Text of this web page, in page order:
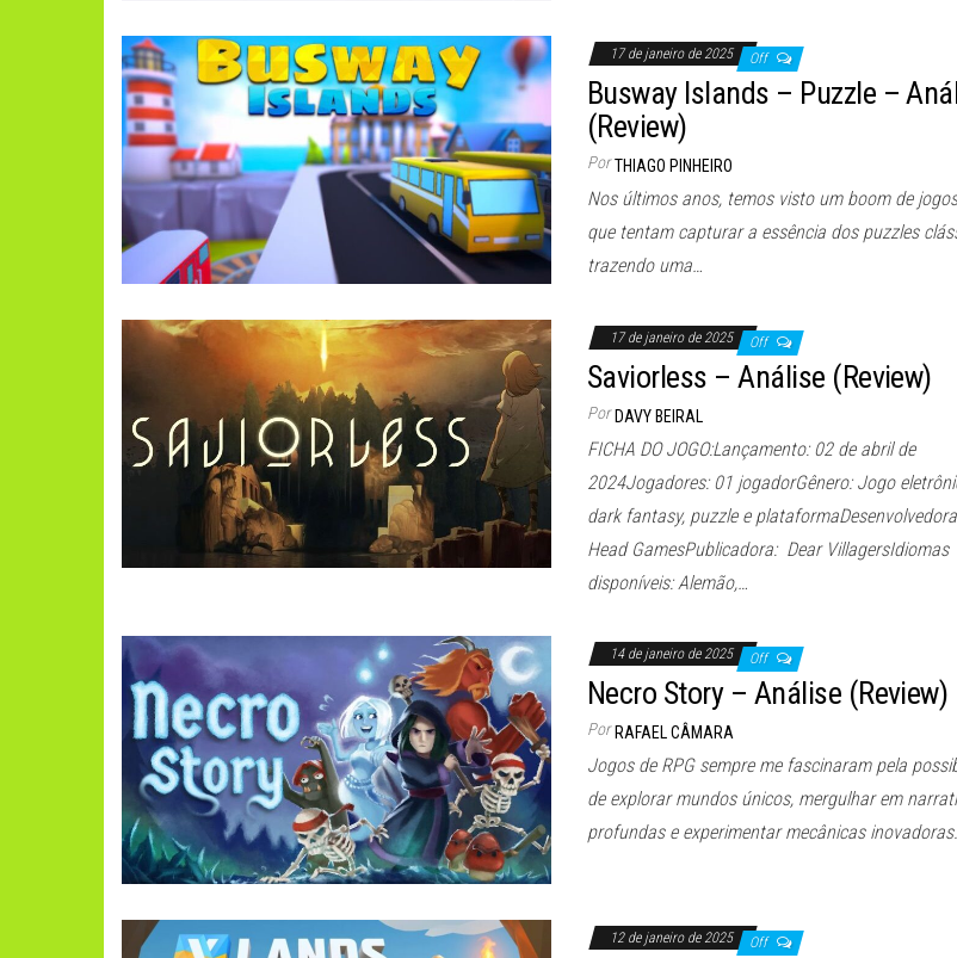
17 de janeiro de 2025 Off
Busway Islands – Puzzle –
(Review)
Por THIAGO PINHEIRO
Nos últimos anos, temos visto um boom de
que tentam capturar a essência dos puzzles
trazendo uma…
17 de janeiro de 2025 Off
Saviorless – Análise (Review)
Por DAVY BEIRAL
FICHA DO JOGO:Lançamento: 02 de abril de
2024Jogadores: 01 jogadorGênero: Jogo
dark fantasy, puzzle e
Head GamesPublicadora: Dear VillagersIdiomas
disponíveis: Alemão,…
14 de janeiro de 2025 Off
Necro Story – Análise (Review)
Por RAFAEL CÂMARA
Jogos de RPG sempre me fascinaram pela
de explorar mundos únicos, mergulhar em
profundas e experimentar mecânicas
12 de janeiro de 2025 Off